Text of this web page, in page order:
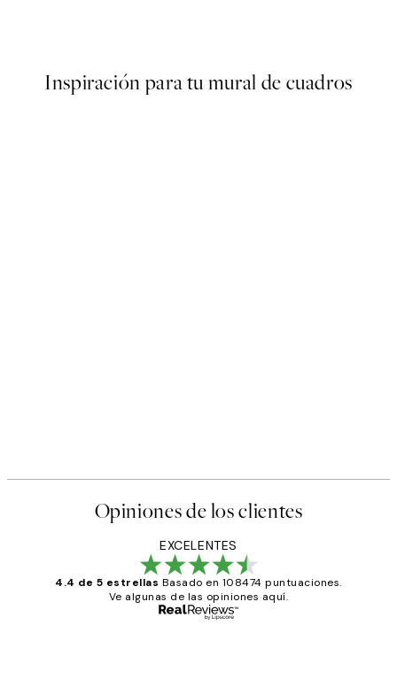
Inspiración para tu mural de cuadros
Opiniones de los clientes
EXCELENTES
4.4 de 5 estrellas Basado en 108474 puntuaciones.
Ve algunas de las opiniones aquí.